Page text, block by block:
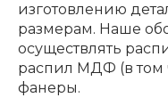
изготовлению
размерам. Наше
осуществлять
распил МДФ (в том
фанеры.